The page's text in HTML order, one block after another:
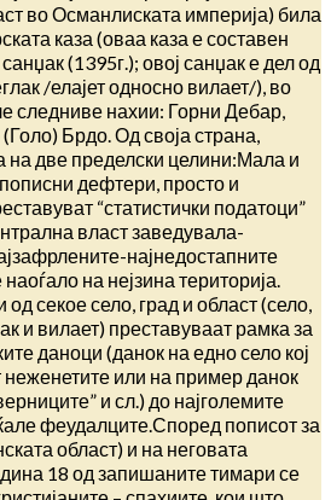
во Османлиската империја) била
каза (оваа каза е составен
(1395г.); овој санџак е дел од
/елајет односно вилает/), во
следниве нахии: Горни Дебар,
Брдо. Од своја страна,
на две пределски целини:Мала и
дефтери, просто и
“статистички податоци”
власт заведувала-
најнедостапните
на нејзина територија.
секое село, град и област (село,
и вилает) преставуваат рамка за
даноци (данок на едно село кој
неженетите или на пример данок
и сл.) до најголемите
феудалците.Според пописот за
област) и на неговата
18 од запишаните тимари се